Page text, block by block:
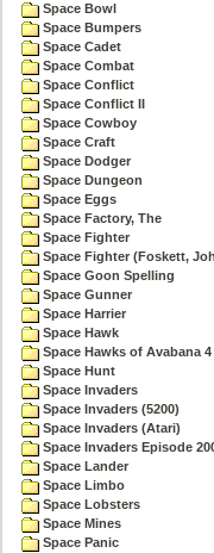
Space Bowl
Space Bumpers
Space Cadet
Space Combat
Space Conflict
Space Conflict II
Space Cowboy
Space Craft
Space Dodger
Space Dungeon
Space Eggs
Space Factory, The
Space Fighter
Space Fighter (Foskett,
Space Goon Spelling
Space Gunner
Space Harrier
Space Hawk
Space Hawks of Avabana 4
Space Hunt
Space Invaders
Space Invaders (5200)
Space Invaders (Atari)
Space Invaders Episode
Space Lander
Space Limbo
Space Lobsters
Space Mines
Space Panic